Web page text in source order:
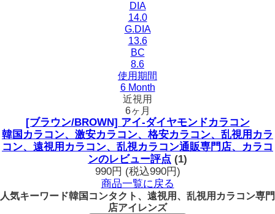
DIA
14.0
G.DIA
13.6
BC
8.6
使用期間
6 Month
近視用
6ヶ月
[ブラウン/BROWN] アイ-ダイヤモンドカラコン
韓国カラコン、激安カラコン、格安カラコン、乱視用カラ
コン、遠視用カラコン、乱視カラコン通販専門店、カラコ
ンのレビュー評点 (1)
990円 (税込990円)
商品一覧に戻る
人気キーワード韓国コンタクト、遠視用、乱視用カラコン専門
店アイレンズ